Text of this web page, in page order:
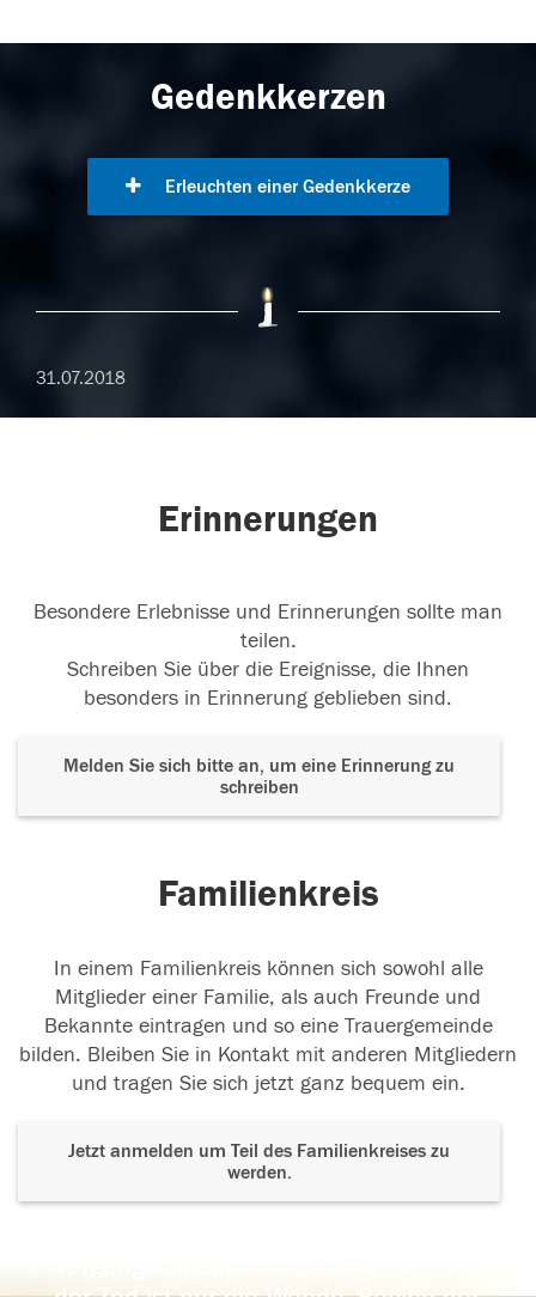
Gedenkkerzen
Erleuchten einer Gedenkkerze
31.07.2018
Erinnerungen
Besondere Erlebnisse und Erinnerungen sollte man
teilen.
Schreiben Sie über die Ereignisse, die Ihnen
besonders in Erinnerung geblieben sind.
Melden Sie sich bitte an, um eine Erinnerung zu
schreiben
Familienkreis
In einem Familienkreis können sich sowohl alle
Mitglieder einer Familie, als auch Freunde und
Bekannte eintragen und so eine Trauergemeinde
bilden. Bleiben Sie in Kontakt mit anderen Mitgliedern
und tragen Sie sich jetzt ganz bequem ein.
Jetzt anmelden um Teil des Familienkreises zu
werden.